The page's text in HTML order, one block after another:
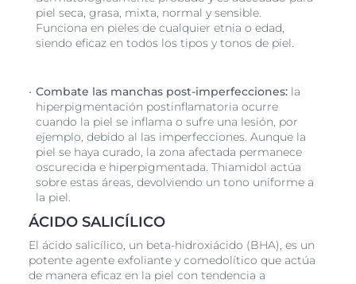
inflamatoria relacionada con el acné". J Dermatol. 2016;
43:826-828.
3 Kaufman et al., Am J Clin Dermatol. 2018; 19:489-503,
4 Estudio en uso del producto con 100 voluntarios, 8
semanas de uso regular dos veces al día de
DERMOPURE OIL CONTROL Serum Triple Efecto
combinado con DERMOPURE OIL CONTROL Fluido
Protector.
piel seca, grasa, mixta, normal y sensible.
Funciona en pieles de cualquier etnia o edad,
siendo eficaz en todos los tipos y tonos de piel.
Combate las manchas post-imperfecciones: la
hiperpigmentación postinflamatoria ocurre
cuando la piel se inflama o sufre una lesión, por
ejemplo, debido al las imperfecciones. Aunque la
piel se haya curado, la zona afectada permanece
oscurecida e hiperpigmentada. Thiamidol actúa
sobre estas áreas, devolviendo un tono uniforme a
la piel.
ÁCIDO SALICÍLICO
El ácido salicílico, un beta-hidroxiácido (BHA), es un
potente agente exfoliante y comedolítico que actúa
de manera eficaz en la piel con tendencia a